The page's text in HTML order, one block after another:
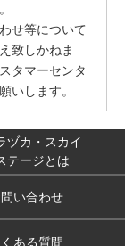
せ等について
致しかねま
タマーセンタ
いします。
ヅカ・スカイ
テージとは
い合わせ
くある質問